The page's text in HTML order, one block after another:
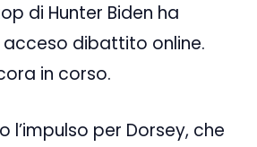
di Hunter Biden ha
dibattito online.
in corso.
l’impulso per Dorsey, che